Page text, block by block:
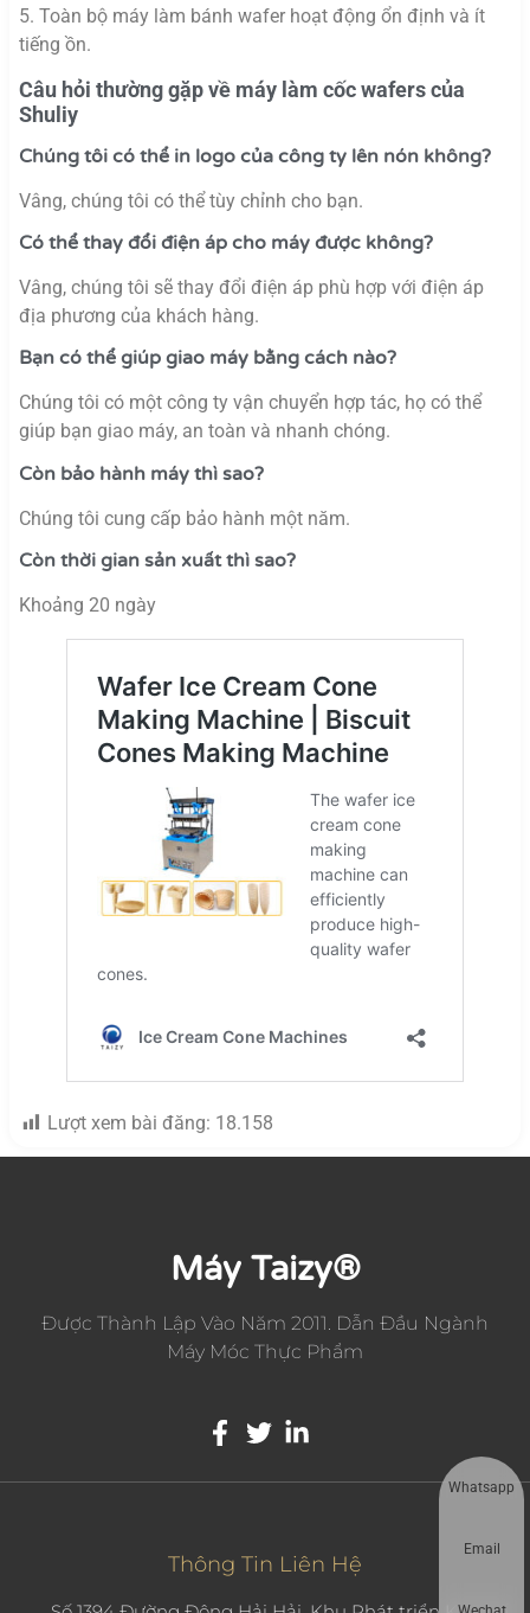
5. Toàn bộ máy làm bánh wafer hoạt động ổn định và ít
tiếng ồn.
Câu hỏi thường gặp về máy làm cốc wafers của
Shuliy
Chúng tôi có thể in logo của công ty lên nón không?
Vâng, chúng tôi có thể tùy chỉnh cho bạn.
Có thể thay đổi điện áp cho máy được không?
Vâng, chúng tôi sẽ thay đổi điện áp phù hợp với điện áp
địa phương của khách hàng.
Bạn có thể giúp giao máy bằng cách nào?
Chúng tôi có một công ty vận chuyển hợp tác, họ có thể
giúp bạn giao máy, an toàn và nhanh chóng.
Còn bảo hành máy thì sao?
Chúng tôi cung cấp bảo hành một năm.
Còn thời gian sản xuất thì sao?
Khoảng 20 ngày
Lượt xem bài đăng: 18.158
Máy Taizy®
Được Thành Lập Vào Năm 2011. Dẫn Đầu Ngành
Máy Móc Thực Phẩm
Thông Tin Liên Hệ
Whatsapp
Email